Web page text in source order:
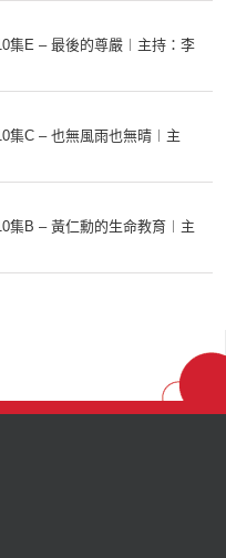
集E – 最後的尊嚴︱主持：李
集C – 也無風雨也無晴︱主
集B – 黃仁勳的生命教育︱主